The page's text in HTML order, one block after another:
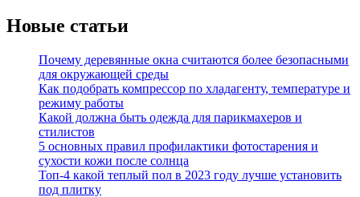
Новые статьи
Почему деревянные окна считаются более безопасными
для окружающей среды
Как подобрать компрессор по хладагенту, температуре и
режиму работы
Какой должна быть одежда для парикмахеров и
стилистов
5 основных правил профилактики фотостарения и
сухости кожи после солнца
Топ-4 какой теплый пол в 2023 году лучше установить
под плитку